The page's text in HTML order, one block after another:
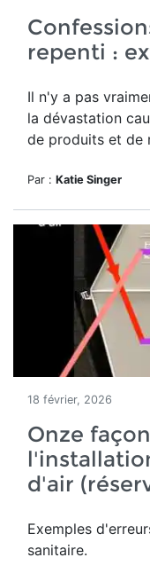
repenti :
Il n'y a pas
la dévastation
de produits et de
Par : Katie Singer
18 février, 2026
Onze
d'air
Exemples
sanitaire.